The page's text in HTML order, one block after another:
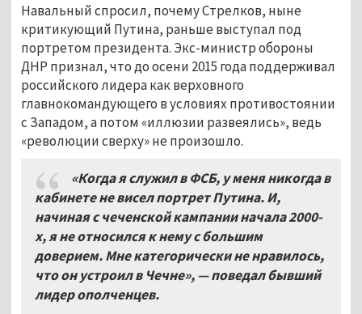
Навальный спросил, почему Стрелков, ныне
критикующий Путина, раньше выступал под
портретом президента. Экс-министр обороны
ДНР признал, что до осени 2015 года поддерживал
российского лидера как верховного
главнокомандующего в условиях противостоянии
с Западом, а потом «иллюзии развеялись», ведь
«революции сверху» не произошло.
«Когда я служил в ФСБ, у меня никогда в
кабинете не висел портрет Путина. И,
начиная с чеченской кампании начала 2000-
х, я не относился к нему с большим
доверием. Мне категорически не нравилось,
что он устроил в Чечне», — поведал бывший
лидер ополченцев.